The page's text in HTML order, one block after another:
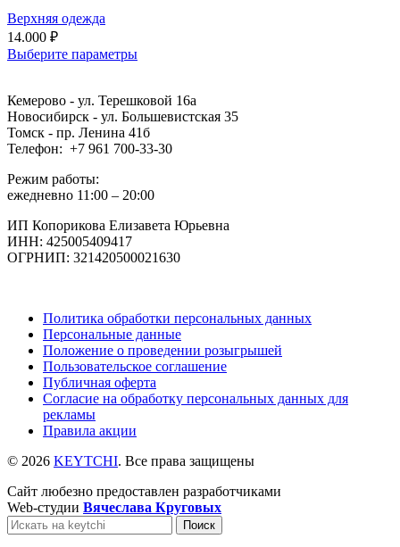
Верхняя одежда
14.000 ₽
Выберите параметры
Кемерово - ул. Терешковой 16а
Новосибирск - ул. Большевистская 35
Томск - пр. Ленина 41б
Телефон: +7 961 700-33-30
Режим работы:
ежедневно 11:00 – 20:00
ИП Копорикова Елизавета Юрьевна
ИНН: 425005409417
ОГРНИП: 321420500021630
Политика обработки персональных данных
Персональные данные
Положение о проведении розыгрышей
Пользовательское соглашение
Публичная оферта
Согласие на обработку персональных данных для
рекламы
Правила акции
© 2026 KEYTCHI. Все права защищены
Сайт любезно предоставлен разработчиками
Web-студии Вячеслава Круговых
Поиск